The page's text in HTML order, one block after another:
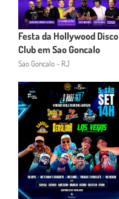
Festa da Hollywood Disco
Club em Sao Goncalo
Sao Goncalo - RJ